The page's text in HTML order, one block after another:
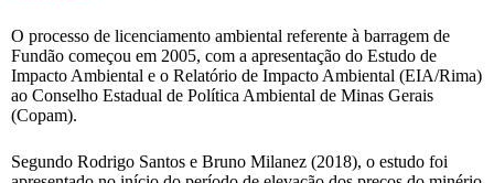
O processo de licenciamento ambiental referente à barragem de
Fundão começou em 2005, com a apresentação do Estudo de
Impacto Ambiental e o Relatório de Impacto Ambiental (EIA/Rima)
ao Conselho Estadual de Política Ambiental de Minas Gerais
(Copam).
Segundo Rodrigo Santos e Bruno Milanez (2018), o estudo foi